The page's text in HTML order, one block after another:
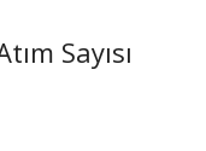
Sayısı